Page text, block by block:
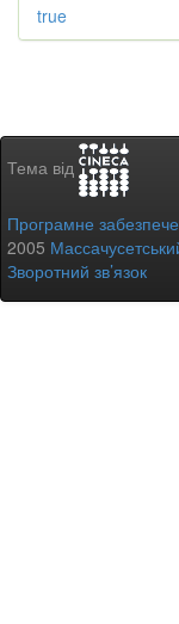
true
Тема від
Програмне
2005
Зворотний зв’язок